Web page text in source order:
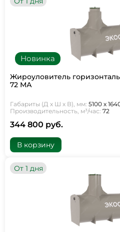
Новинка
Жироуловитель
72 МА
Габариты (Д х Ш х В), мм: 5100 х
Производительность, м³/час: 72
344 800 руб.
В корзину
От 1 дня